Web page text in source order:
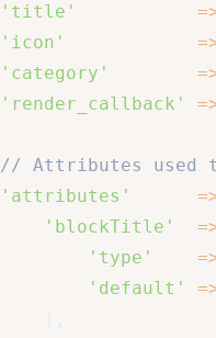
'title'
'icon'
'category'
'render_callback'
// Attributes used
'attributes'
'blockTitle'
'type'
'default'